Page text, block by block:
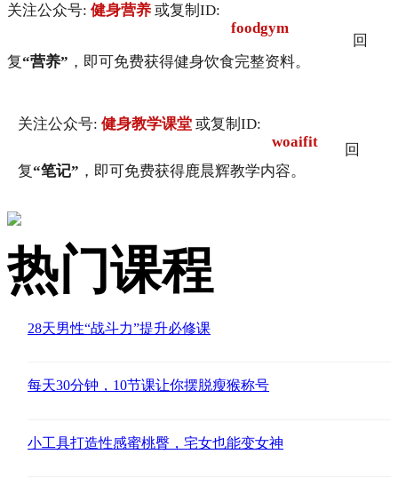
关注公众号: 健身营养 或复制ID:
foodgym
回
复“营养” ，即可免费获得健身饮食完整资料。
关注公众号: 健身教学课堂 或复制ID:
woaifit
回
复“笔记” ，即可免费获得鹿晨辉教学内容。
热门课程
28天男性“战斗力”提升必修课
每天30分钟，10节课让你摆脱瘦猴称号
小工具打造性感蜜桃臀，宅女也能变女神